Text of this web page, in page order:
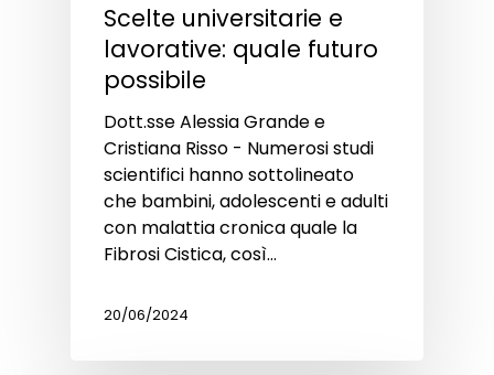
Scelte universitarie e
lavorative: quale futuro
possibile
Dott.sse Alessia Grande e
Cristiana Risso - Numerosi studi
scientifici hanno sottolineato
che bambini, adolescenti e adulti
con malattia cronica quale la
Fibrosi Cistica, così…
20/06/2024